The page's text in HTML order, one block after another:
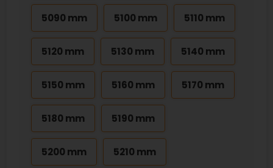
5090 mm 5100 mm 5110 mm
5120 mm 5130 mm 5140 mm
5150 mm 5160 mm 5170 mm
5180 mm 5190 mm
5200 mm 5210 mm